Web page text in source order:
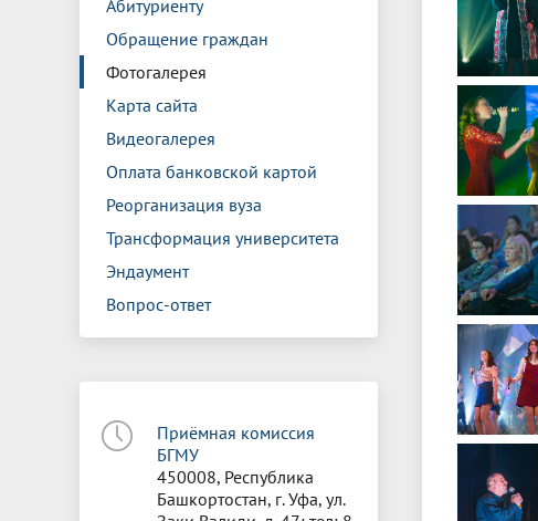
Абитуриенту
Обращение граждан
Фотогалерея
Карта сайта
Видеогалерея
Оплата банковской картой
Реорганизация вуза
Трансформация университета
Эндаумент
Вопрос-ответ
Приёмная комиссия
БГМУ
450008, Республика
Башкортостан, г. Уфа, ул.